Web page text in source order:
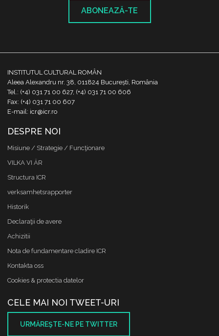
ABONEAZĂ-TE
INSTITUTUL CULTURAL ROMÂN
Aleea Alexandru nr. 38, 011824 București, România
Tel.: (+4) 031 71 00 627, (+4) 031 71 00 606
Fax: (+4) 031 71 00 607
E-mail: icr@icr.ro
DESPRE NOI
Misiune / Strategie / Funcţionare
VILKA VI ÄR
Structura ICR
verksamhetsrapporter
Historik
Declaraţii de avere
Achizitii
Nota de fundamentare cladire ICR
Kontakta oss
Cookies & protectia datelor
CELE MAI NOI TWEET-URI
URMĂREŞTE-NE PE TWITTER